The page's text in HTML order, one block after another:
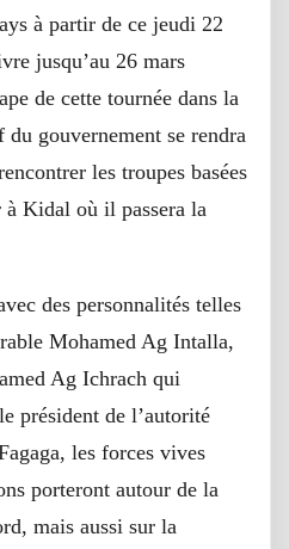
à partir de ce jeudi 22
jusqu’au 26 mars
de cette tournée dans la
gouvernement se rendra
les troupes basées
Kidal où il passera la
des personnalités telles
Mohamed Ag Intalla,
Ag Ichrach qui
président de l’autorité
les forces vives
porteront autour de la
mais aussi sur la